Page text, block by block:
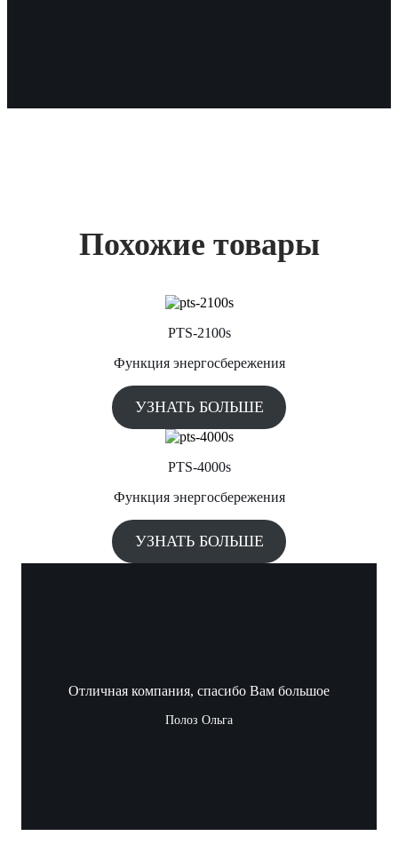
Похожие товары
PTS-2100s
Функция энергосбережения
УЗНАТЬ БОЛЬШЕ
PTS-4000s
Функция энергосбережения
УЗНАТЬ БОЛЬШЕ
Отличная компания, спасибо Вам большое
Полоз Ольга